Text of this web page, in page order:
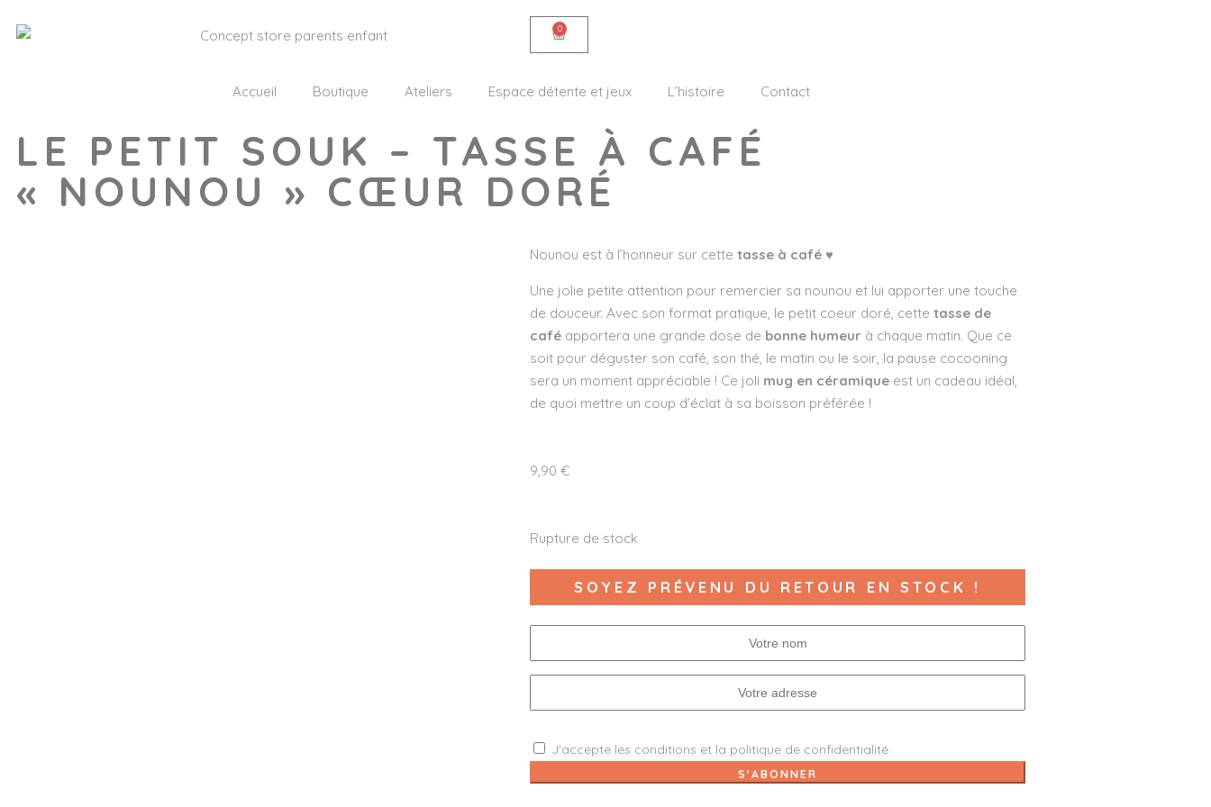
0
Accueil Boutique Ateliers Espace détente et jeux L’histoire Contact
LE PETIT SOUK – TASSE À CAFÉ
« NOUNOU » CŒUR DORÉ
Nounou est à l’honneur sur cette tasse à café ♥
Une jolie petite attention pour remercier sa nounou et lui apporter une touche
de douceur. Avec son format pratique, le petit coeur doré, cette tasse de
café apportera une grande dose de bonne humeur à chaque matin. Que ce
soit pour déguster son café, son thé, le matin ou le soir, la pause cocooning
sera un moment appréciable ! Ce joli mug en céramique est un cadeau idéal,
de quoi mettre un coup d’éclat à sa boisson préférée !
9,90 €
Rupture de stock
SOYEZ PRÉVENU DU RETOUR EN STOCK !
J'accepte les conditions et la politique de confidentialité